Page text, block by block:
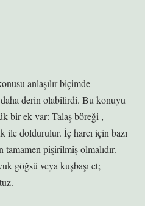
anlaşılır biçimde
daha derin olabilirdi. Bu konuyu
bir ek var: Talaş böreği ,
ile doldurulur. İç harcı için bazı
pişirilmiş olmalıdır.
göğsü veya kuşbaşı et;